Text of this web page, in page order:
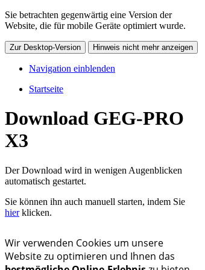
Sie betrachten gegenwärtig eine Version der
Website, die für mobile Geräte optimiert wurde.
Zur Desktop-Version Hinweis nicht mehr anzeigen
Navigation einblenden
Startseite
Download GEG-PRO
X3
Der Download wird in wenigen Augenblicken
automatisch gestartet.
Sie können ihn auch manuell starten, indem Sie
hierklicken.
Wir verwenden Cookies um unsere
Website zu optimieren und Ihnen das